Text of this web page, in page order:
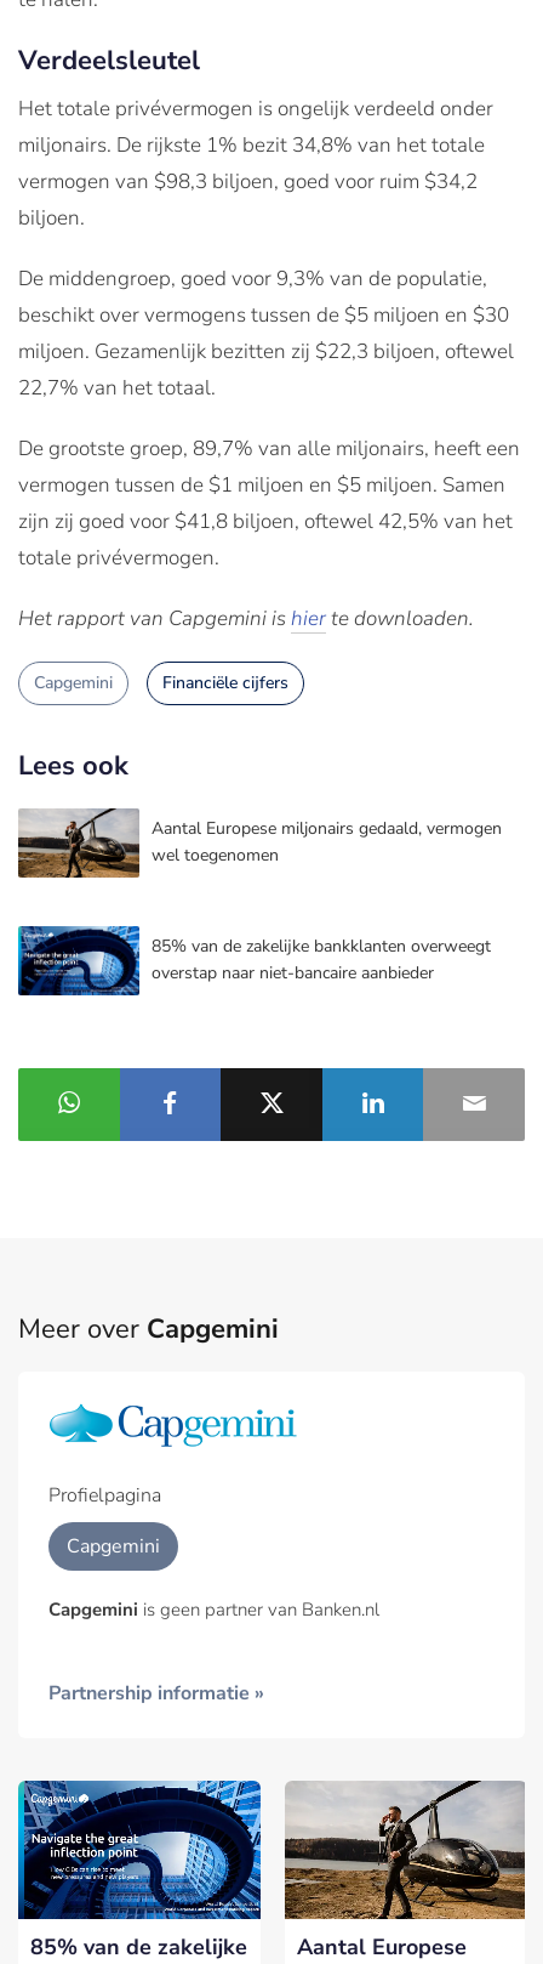
Verdeelsleutel
Het totale privévermogen is ongelijk verdeeld onder
miljonairs. De rijkste 1% bezit 34,8% van het totale
vermogen van $98,3 biljoen, goed voor ruim $34,2
biljoen.
De middengroep, goed voor 9,3% van de populatie,
beschikt over vermogens tussen de $5 miljoen en $30
miljoen. Gezamenlijk bezitten zij $22,3 biljoen, oftewel
22,7% van het totaal.
De grootste groep, 89,7% van alle miljonairs, heeft een
vermogen tussen de $1 miljoen en $5 miljoen. Samen
zijn zij goed voor $41,8 biljoen, oftewel 42,5% van het
totale privévermogen.
Het rapport van Capgemini ishierte downloaden.
Capgemini Financiële cijfers
Lees ook
Aantal Europese miljonairs gedaald, vermogen
wel toegenomen
85% van de zakelijke bankklanten overweegt
overstap naar niet-bancaire aanbieder
Meer over Capgemini
Profielpagina
Capgemini
Capgemini is geen partner van Banken.nl
Partnership informatie »
85% van de zakelijke
Aantal Europese